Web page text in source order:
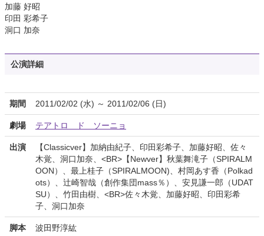
加藤 好昭
印田 彩希子
洞口 加奈
公演詳細
期間 2011/02/02 (水) ～ 2011/02/06 (日)
劇場 テアトロ ド ソーニョ
出演
【Classicver】加納由紀子、印田彩希子、加藤好昭、佐々
木覚、洞口加奈、<BR>【Newver】秋葉舞滝子（SPIRALM
OON）、最上桂子（SPIRALMOON)、村岡あす香（Polkad
ots）、辻崎智哉（創作集団mass％）、安見謙一郎（UDAT
SU）、竹田由樹、<BR>佐々木覚、加藤好昭、印田彩希
子、洞口加奈
脚本 波田野淳紘